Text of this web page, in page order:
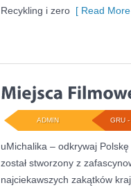
Recykling i zero [ Read
GRU
ADMIN
uMichalika – odkrywaj
został stworzony z
najciekawszych zakątków